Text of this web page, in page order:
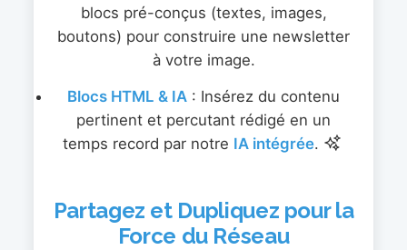
blocs pré-conçus (textes, images,
boutons) pour construire une newsletter
à votre image.
Blocs HTML & IA : Insérez du contenu
pertinent et percutant rédigé en un
temps record par notre IA intégrée.
Partagez et Dupliquez pour la
Force du Réseau